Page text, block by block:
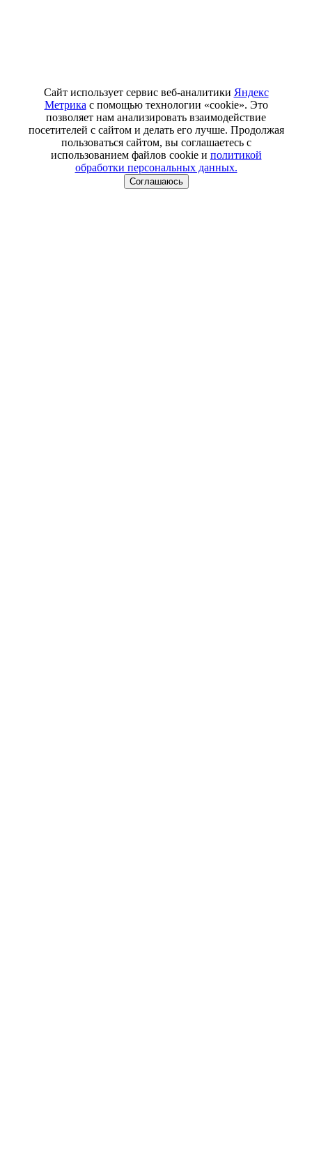
Сайт использует сервис веб-аналитики Яндекс
Метрика с помощью технологии «cookie». Это
позволяет нам анализировать взаимодействие
посетителей с сайтом и делать его лучше. Продолжая
пользоваться сайтом, вы соглашаетесь с
использованием файлов cookie и политикой
обработки персональных данных.
Соглашаюсь